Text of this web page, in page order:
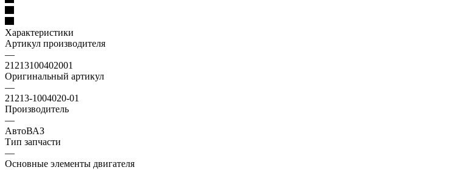
Характеристики
Артикул производителя
—
21213100402001
Оригинальный артикул
—
21213-1004020-01
Производитель
—
АвтоВАЗ
Тип запчасти
—
Основные элементы двигателя